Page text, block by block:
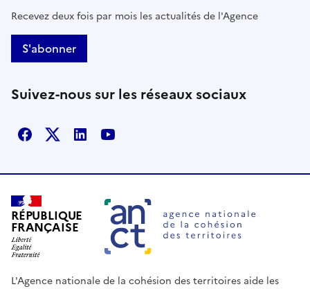
Recevez deux fois par mois les actualités de l'Agence
S'abonner
Suivez-nous sur les réseaux sociaux
Facebook
X LinkedinYoutube
RÉPUBLIQUE
FRANÇAISE
L'Agence nationale de la cohésion des territoires aide les